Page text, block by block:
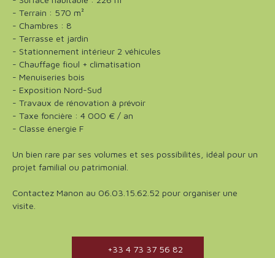
- Terrain : 570 m²
- Chambres : 8
- Terrasse et jardin
- Stationnement intérieur 2 véhicules
- Chauffage fioul + climatisation
- Menuiseries bois
- Exposition Nord-Sud
- Travaux de rénovation à prévoir
- Taxe foncière : 4 000 € / an
- Classe énergie F
Un bien rare par ses volumes et ses possibilités, idéal pour un
projet familial ou patrimonial.
Contactez Manon au 06.03.15.62.52 pour organiser une
visite.
+33 4 73 37 56 82